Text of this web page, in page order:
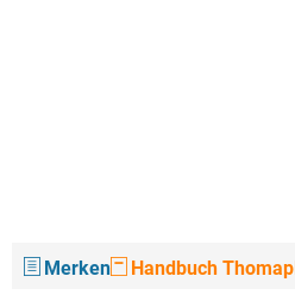
Merken Handbuch